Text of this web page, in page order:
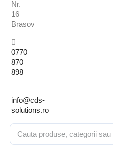
Nr.
16
Brasov
0770
870
898
info@cds-
solutions.ro